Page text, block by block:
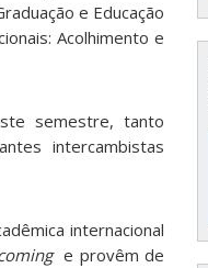
e Educação
Acolhimento e
semestre, tanto
intercambistas
internacional
e provêm de